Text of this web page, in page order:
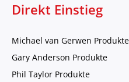
Direkt Einstieg
Michael van Gerwen Produkte
Gary Anderson Produkte
Phil Taylor Produkte